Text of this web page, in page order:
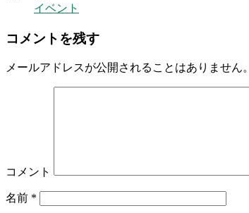
イベント
コメントを残す
メールアドレスが公開されることはありません。
コメント
名前 *